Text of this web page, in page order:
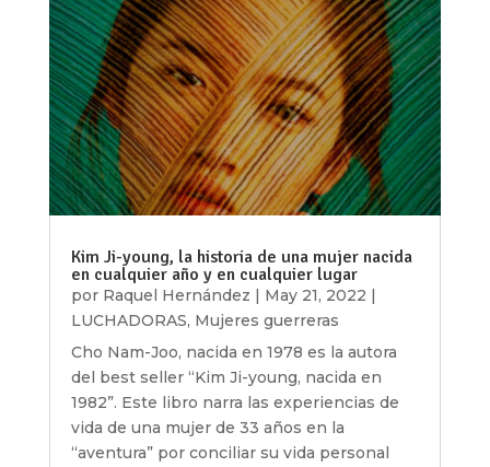
Kim Ji-young, la historia de una mujer nacida
en cualquier año y en cualquier lugar
por Raquel Hernández May 21, 2022
LUCHADORAS, Mujeres guerreras
Cho Nam-Joo, nacida en 1978 es la autora
del best seller “Kim Ji-young, nacida en
1982”. Este libro narra las experiencias de
vida de una mujer de 33 años en la
“aventura” por conciliar su vida personal